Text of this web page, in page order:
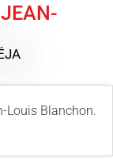
Louis Blanchon.